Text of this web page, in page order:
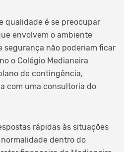
qualidade é se preocupar
envolvem o ambiente
segurança não poderiam ficar
o Colégio Medianeira
de contingência,
com uma consultoria do
rápidas às situações
dentro do